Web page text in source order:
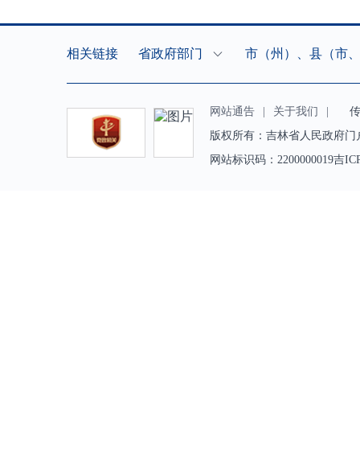
相关链接 省政府部门 市（州）、县（市
网站通告 关于我们
传
版权所有：吉林省人民政府
网站标识码：2200000019吉